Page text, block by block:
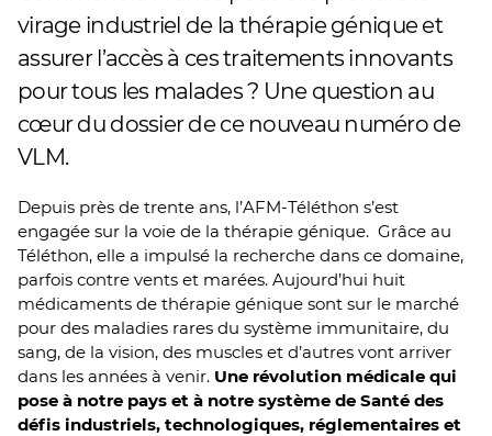
virage industriel de la thérapie génique et
assurer l’accès à ces traitements innovants
pour tous les malades ? Une question au
cœur du dossier de ce nouveau numéro de
VLM.
Depuis près de trente ans, l’AFM-Téléthon s’est
engagée sur la voie de la thérapie génique. Grâce au
Téléthon, elle a impulsé la recherche dans ce domaine,
parfois contre vents et marées. Aujourd’hui huit
médicaments de thérapie génique sont sur le marché
pour des maladies rares du système immunitaire, du
sang, de la vision, des muscles et d’autres vont arriver
dans les années à venir. Une révolution médicale qui
pose à notre pays et à notre système de Santé des
défis industriels, technologiques, réglementaires et